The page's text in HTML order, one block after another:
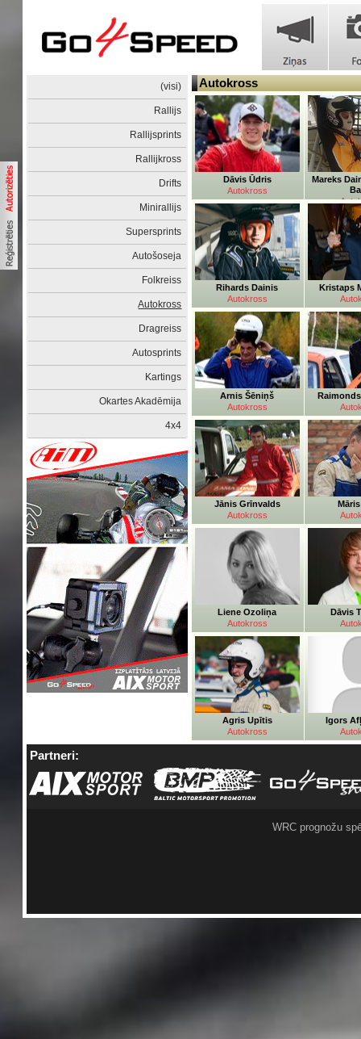
(visi)
Rallijs
Rallijsprints
Rallijkross
Drifts
Minirallijs
Supersprints
Autošoseja
Folkreiss
Autokross
Dragreiss
Autosprints
Kartings
Okartes Akadēmija
4x4
Autokross
Dāvis Ūdris
Autokross
Mareks
Rihards Dainis
Autokross
Kristaps
Arnis Šēniņš
Autokross
Jānis Grīnvalds
Autokross
Liene Ozoliņa
Autokross
Dāvis
Agris Upītis
Autokross
Igors
Partneri:
WRC prognožu